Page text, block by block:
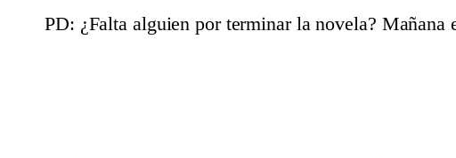
PD: ¿Falta alguien por terminar la novela? Mañana